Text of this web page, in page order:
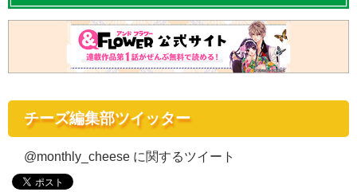
チーズ編集部ツイッター
@monthly_cheese に関するツイート